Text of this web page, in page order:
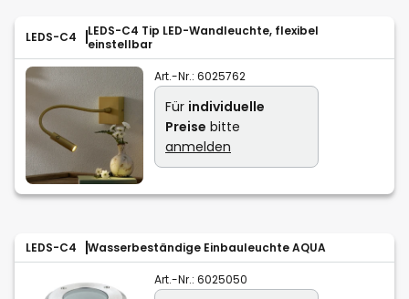
LEDS-C4
LEDS-C4 Tip LED-Wandleuchte, flexibel
einstellbar
Art.-Nr.: 6025762
Für individuelle
Preise bitte
anmelden
LEDS-C4 Wasserbeständige Einbauleuchte AQUA
Art.-Nr.: 6025050